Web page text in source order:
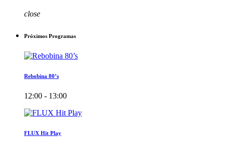
close
Próximos Programas
Rebobina 80’s
12:00 - 13:00
FLUX Hit Play